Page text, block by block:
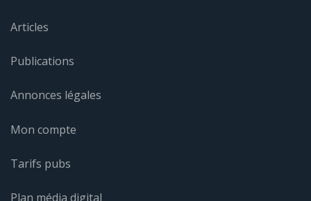
Articles
Publications
Annonces légales
Mon compte
Tarifs pubs
Plan média digital